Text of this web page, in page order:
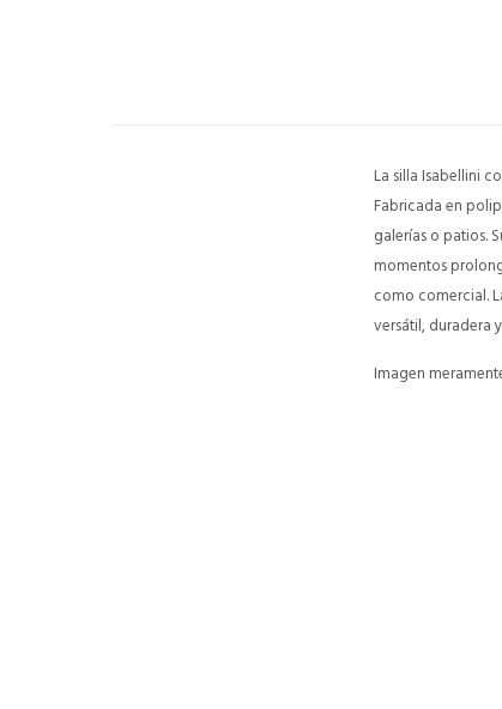
La silla Isabellini
Fabricada en
galerías o patios.
momentos
como comercial.
versátil, duradera
Imagen